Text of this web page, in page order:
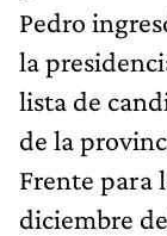
Pedro
la
lista de
de la
Frente para
diciembre